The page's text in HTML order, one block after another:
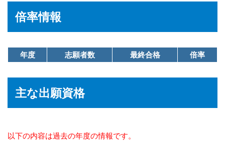
倍率情報
年度 志願者数 最終合格 倍率
主な出願資格
以下の内容は過去の年度の情報です。